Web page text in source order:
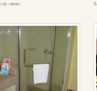
люкс